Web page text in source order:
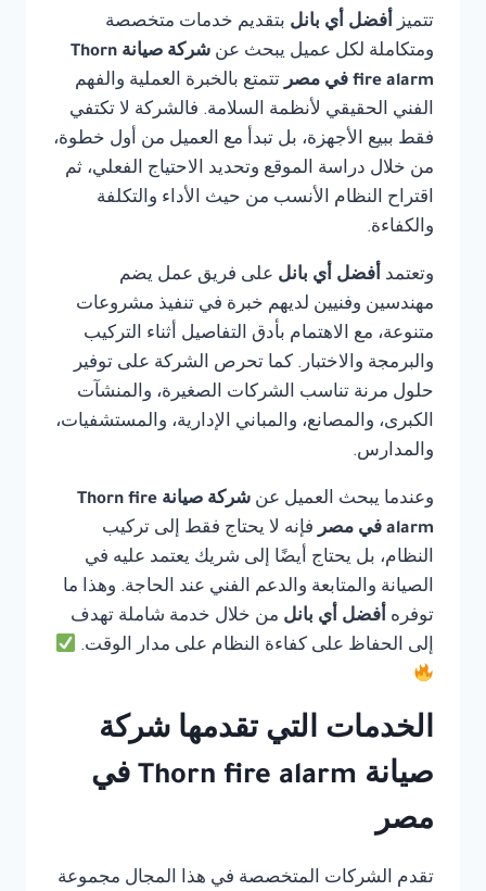
تتميز أفضل أي بانل بتقديم خدمات متخصصة
ومتكاملة لكل عميل يبحث عن
شركة صيانة Thorn
fire alarm في مصر
تتمتع بالخبرة العملية والفهم
الفني الحقيقي لأنظمة السلامة. فالشركة لا تكتفي
فقط ببيع الأجهزة، بل تبدأ مع العميل من أول خطوة،
من خلال دراسة الموقع وتحديد الاحتياج الفعلي، ثم
اقتراح النظام الأنسب من حيث الأداء والتكلفة
والكفاءة.
وتعتمد أفضل أي بانل على فريق عمل يضم
مهندسين وفنيين لديهم خبرة في تنفيذ مشروعات
متنوعة، مع الاهتمام بأدق التفاصيل أثناء التركيب
والبرمجة والاختبار. كما تحرص الشركة على توفير
حلول مرنة تناسب الشركات الصغيرة، والمنشآت
الكبرى، والمصانع، والمباني الإدارية، والمستشفيات،
والمدارس.
وعندما يبحث العميل عن
شركة صيانة Thorn fire
alarm في مصر
فإنه لا يحتاج فقط إلى تركيب
النظام، بل يحتاج أيضًا إلى شريك يعتمد عليه في
الصيانة والمتابعة والدعم الفني عند الحاجة. وهذا ما
توفره أفضل أي بانل من خلال خدمة شاملة تهدف
إلى الحفاظ على كفاءة النظام على مدار الوقت.
الخدمات التي تقدمها شركة
صيانة Thorn fire alarm في
مصر
تقدم الشركات المتخصصة في هذا المجال مجموعة